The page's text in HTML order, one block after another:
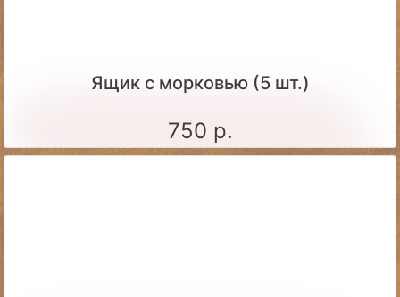
Ящик c морковью (5 шт.)
750 р.